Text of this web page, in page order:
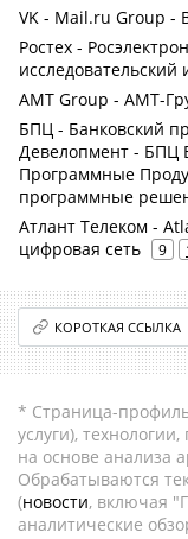
VK - Mail.ru Group -
Ростех -
исследовательский
AMT Group - АМТ-
БПЦ - Банковский
Девелопмент - БПЦ
Программные
программные
Атлант Телеком -
цифровая сеть
9
КОРОТКАЯ ССЫЛКА
* Страница-
услуги),
на основе анализа
Обрабатываются
(новости, включая
аналитические